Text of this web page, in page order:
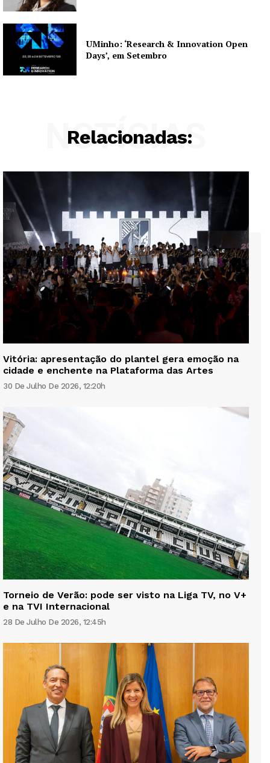
UMinho: ‘Research & Innovation Open
Days’, em Setembro
Relacionadas:
NOTÍCIAS
Vitória: apresentação do plantel gera emoção na
cidade e enchente na Plataforma das Artes
30 De Julho De 2026, 12:20h
Torneio de Verão: pode ser visto na Liga TV, no V+
e na TVI Internacional
28 De Julho De 2026, 12:45h